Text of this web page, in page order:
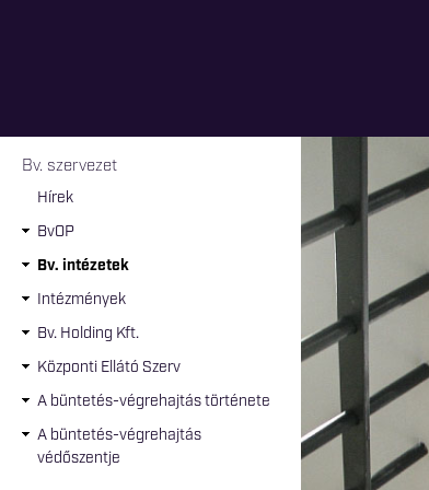
Jelenlegi hely
Bv. szervezet
Hírek
BvOP
Bv. intézetek
Intézmények
Bv. Holding Kft.
Központi Ellátó Szerv
A büntetés-végrehajtás története
A büntetés-végrehajtás
védőszentje